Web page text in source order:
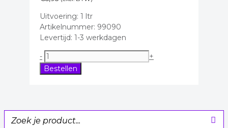
Uitvoering: 1 ltr
Artikelnummer: 99090
Levertijd: 1-3 werkdagen
- Alcohol
70%
1
+
Bestellen